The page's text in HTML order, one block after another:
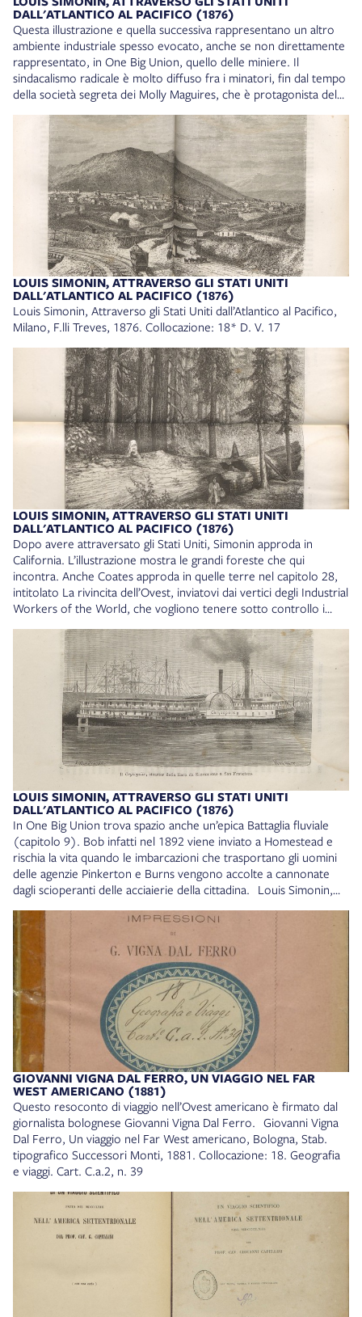
DALL'ATLANTICO AL PACIFICO (1876)
Questa illustrazione e quella successiva rappresentano un altro
ambiente industriale spesso evocato, anche se non direttamente
rappresentato, in One Big Union, quello delle miniere. Il
sindacalismo radicale è molto diffuso fra i minatori, fin dal tempo
della società segreta dei Molly Maguires, che è protagonista del
Maguires è anche il titolo originale - discutibilmente tradotto con
I cospiratori nella versione italiana - di un film del 1969 diretto da
Martin Ritt, in cui Sean Connery è il minatore Jack Kehoe, capo
della società segreta. Richard Harris invece interpreta James Mc
Parland, il leggendario detective dell’agenzia Pinkerton che
infiltrandosi fra i Molly Maguires riuscì a fare arrestare e
condannare a morte Kehoe. A Mc Parland è intitolato il capitolo
16 di One Big Union. Louis Simonin, Attraverso gli Stati Uniti
dall’Atlantico al Pacifico, Milano, F.lli Treves, 1876. Collocazione:
18* D. V. 17
LOUIS SIMONIN, ATTRAVERSO GLI STATI UNITI
DALL'ATLANTICO AL PACIFICO (1876)
Louis Simonin, Attraverso gli Stati Uniti dall’Atlantico al Pacifico,
Milano, F.lli Treves, 1876. Collocazione: 18* D. V. 17
LOUIS SIMONIN, ATTRAVERSO GLI STATI UNITI
DALL'ATLANTICO AL PACIFICO (1876)
Dopo avere attraversato gli Stati Uniti, Simonin approda in
California. L’illustrazione mostra le grandi foreste che qui
incontra. Anche Coates approda in quelle terre nel capitolo 28,
intitolato La rivincita dell’Ovest, inviatovi dai vertici degli Industrial
Workers of the World, che vogliono tenere sotto controllo i
sindacato centralizzato e disciplinato. Bob quindi si trova a fare il
doppio gioco: spia i braccianti per conto degli IWW e spia gli
IWW per conto dell’agenzia Burns. In quello stesso capitolo
Vincent Saint John, uno dei leader del sindacato, dice che
«Meno sicuri [sono] i taglialegna della Louisiana: continuano a
seguirci, tuttavia sono davvero dei disperati, soli e alla fame,
destinati a morire presto» (p. 555). Louis Simonin, Attraverso
gli Stati Uniti dall’Atlantico al Pacifico, Milano, F.lli Treves, 1876.
Collocazione: 18* D. V. 17
LOUIS SIMONIN, ATTRAVERSO GLI STATI UNITI
DALL'ATLANTICO AL PACIFICO (1876)
In One Big Union trova spazio anche un’epica Battaglia fluviale
(capitolo 9). Bob infatti nel 1892 viene inviato a Homestead e
rischia la vita quando le imbarcazioni che trasportano gli uomini
delle agenzie Pinkerton e Burns vengono accolte a cannonate
dagli scioperanti delle acciaierie della cittadina. Louis Simonin,
Treves, 1876. Collocazione: 18* D. V. 17
GIOVANNI VIGNA DAL FERRO, UN VIAGGIO NEL FAR
WEST AMERICANO (1881)
Questo resoconto di viaggio nell’Ovest americano è firmato dal
giornalista bolognese Giovanni Vigna Dal Ferro. Giovanni Vigna
Dal Ferro, Un viaggio nel Far West americano, Bologna, Stab.
tipografico Successori Monti, 1881. Collocazione: 18. Geografia
e viaggi. Cart. C.a.2, n. 39